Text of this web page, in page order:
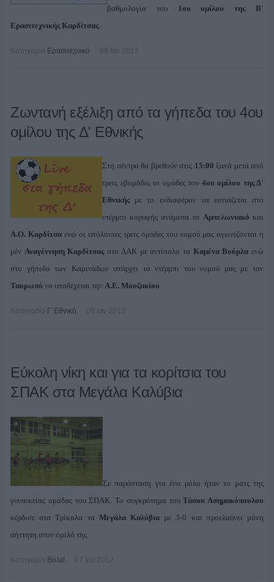
βαθμολογία του1ου ομίλου της Β'
Ερασιτεχνικής Καρδίτσας.
Κατηγορία Ερασιτεχνικό 08 Ιαν 2012
Ζωντανή εξέλιξη από τα γήπεδα του 4ου
ομίλου της Δ' Εθνικής
Στη σέντρα θα βρεθούν στις 15:00 ξανά μετά από
τρεις εβομάδες οι ομάδες του 4ου ομίλου της Δ'
Εθνικήςμε το ενδιαφέρον να εστιάζεται στο
ντέρμπι κορυφής ανάμεσα σε Αμπελωνιακό και
Α.Ο. Καρδίτσα ενώ οι υπόλοιπες τρεις ομάδες του νομού μας αγωνίζονται η
μέν Αναγέννηση Καρδίτσαςστο ΔΑΚ με αντίπαλο τα Καμένα Βούρλαενώ
στο γήπεδο των Καμινάδων υπάρχει το ντέρμπι του νομού μας με τον
Ταυρωπό να υποδέχεται την Α.Ε. Μουζακίου.
Κατηγορία Γ΄Εθνική 08 Ιαν 2012
Εύκολη νίκη και για τα κορίτσια του
ΣΠΑΚ στα Μεγάλα Καλύβια
Σε παράσταση για ένα ρόλο ήταν το ματς της
γυναικείας ομάδας του ΣΠΑΚ. Το συγκρότημα τουΤάσου Ασημακόπουλου
κέρδισε στα Τρίκαλα τα Μεγάλα Καλύβια με 3-0 και προελαύνει μόνη
αήττητη στον όμιλό της.
Κατηγορία Βόλεϊ 07 Ιαν 2012